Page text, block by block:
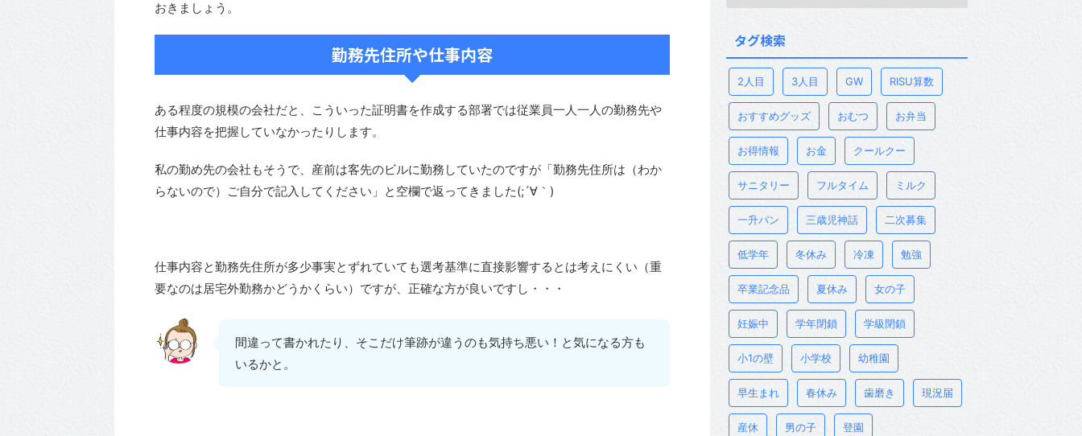
おきましょう。
勤務先住所や仕事内容
ある程度の規模の会社だと、こういった証明書を作成する部署では従業員一人一人の勤務先や
仕事内容を把握していなかったりします。
私の勤め先の会社もそうで、産前は客先のビルに勤務していたのですが「勤務先住所は（わか
らないので）ご自分で記入してください」と空欄で返ってきました(;´∀｀)
仕事内容と勤務先住所が多少事実とずれていても選考基準に直接影響するとは考えにくい（重
要なのは居宅外勤務かどうかくらい）ですが、正確な方が良いですし・・・
間違って書かれたり、そこだけ筆跡が違うのも気持ち悪い！と気になる方も
いるかと。
タグ検索
2人目 3人目 GW RISU算数
おすすめグッズ おむつ お弁当
お得情報 お金 クールクー
サニタリー フルタイム ミルク
一升パン 三歳児神話 二次募集
低学年 冬休み 冷凍 勉強
卒業記念品 夏休み 女の子
妊娠中 学年閉鎖 学級閉鎖
小1の壁 小学校 幼稚園
早生まれ 春休み 歯磨き 現況届
産休 男の子 登園